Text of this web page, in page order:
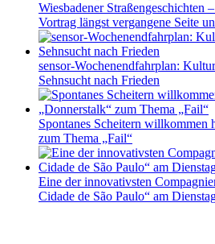
Wiesbadener Straßengeschichten
Vortrag längst vergangene Seite
sensor-Wochenendfahrplan:
Sehnsucht nach Frieden
Spontanes Scheitern willkommen
zum Thema „Fail“
Eine der innovativsten
Cidade de São Paulo“ am